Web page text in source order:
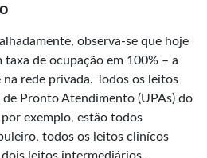
observa-se que hoje
taxa de ocupação em 100% – a
rede privada. Todos os leitos
Pronto Atendimento (UPAs) do
exemplo, estão todos
todos os leitos clinícos